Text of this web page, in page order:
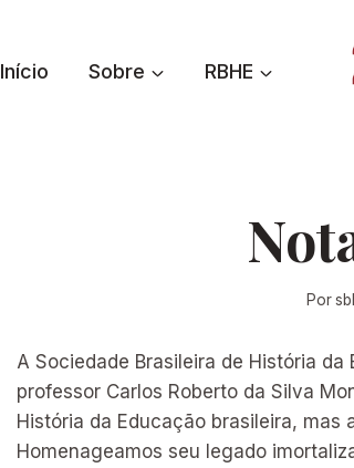
Início Sobre RBHE
Por
A Sociedade Brasileira de História
professor Carlos Roberto da Silva
História da Educação brasileira, mas
Homenageamos seu legado